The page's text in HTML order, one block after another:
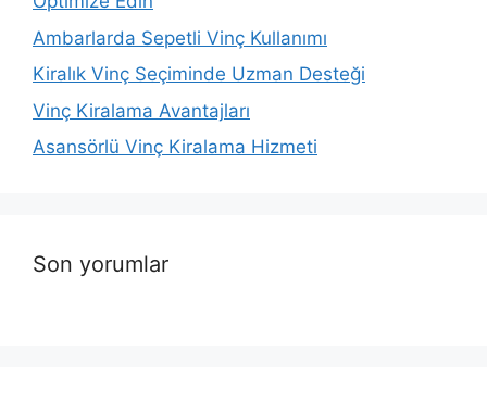
Ambarlarda Sepetli Vinç Kullanımı
Kiralık Vinç Seçiminde Uzman Desteği
Vinç Kiralama Avantajları
Asansörlü Vinç Kiralama Hizmeti
Son yorumlar